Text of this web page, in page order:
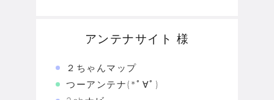
アンテナサイト 様
２ちゃんマップ
つーアンテナ(*ﾟ∀ﾟ)